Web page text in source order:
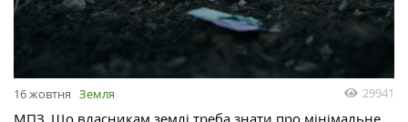
16 жовтня Земля 29941
МПЗ. Що власникам землі треба знати про мінімальне